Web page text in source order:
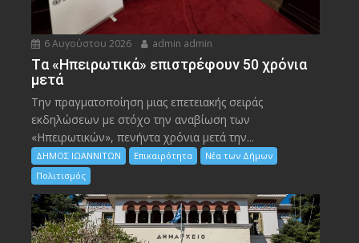
6 Αυγούστου 2026 admin admin
Tα «Ηπειρωτικά» επιστρέφουν 50 χρόνια
μετά
Την πραγματοποίηση μιας επετειακής σειράς
εκδηλώσεων με στόχο την αναβίωση των
«Ηπειρωτικών», πενήντα χρόνια μετά την...
ΔΗΜΟΣ ΙΩΑΝΝΙΤΩΝ Επικαιρότητα
Νέα των Δήμων
Πολιτισμός